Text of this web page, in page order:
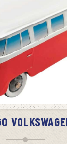
SIN STOCK
HAYA